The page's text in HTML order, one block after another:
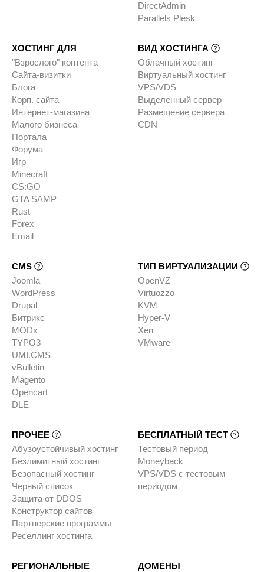
DirectAdmin
Parallels Plesk
ХОСТИНГ ДЛЯ
"Взрослого" контента
Сайта-визитки
Блога
Корп. сайта
Интернет-магазина
Малого бизнеса
Портала
Форума
Игр
Minecraft
CS:GO
GTA SAMP
Rust
Forex
Email
ВИД ХОСТИНГА
Облачный хостинг
Виртуальный хостинг
VPS/VDS
Выделенный сервер
Размещение сервера
CDN
CMS
Joomla
WordPress
Drupal
Битрикс
MODx
TYPO3
UMI.CMS
vBulletin
Magento
Opencart
DLE
ТИП ВИРТУАЛИЗАЦИИ
OpenVZ
Virtuozzo
KVM
Hyper-V
Xen
VMware
ПРОЧЕЕ
Абузоустойчивый хостинг
Безлимитный хостинг
Безопасный хостинг
Черный список
Защита от DDOS
Конструктор сайтов
Партнерские программы
Реселлинг хостинга
БЕСПЛАТНЫЙ ТЕСТ
Тестовый период
Moneyback
VPS/VDS с тестовым
периодом
РЕГИОНАЛЬНЫЕ
ДОМЕНЫ